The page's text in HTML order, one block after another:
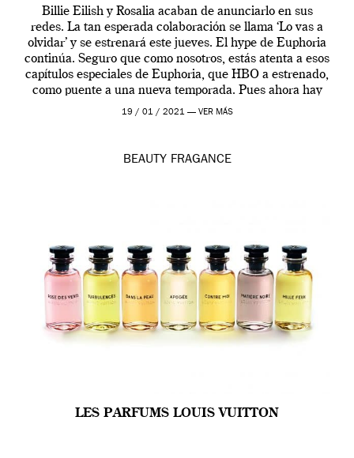
Billie Eilish y Rosalia acaban de anunciarlo en sus
redes. La tan esperada colaboración se llama ‘Lo vas a
olvidar’ y se estrenará este jueves. El hype de Euphoria
continúa. Seguro que como nosotros, estás atenta a esos
capítulos especiales de Euphoria, que HBO a estrenado,
como puente a una nueva temporada. Pues ahora hay
[…]
19 / 01 / 2021 — VER MÁS
BEAUTY FRAGANCE
LES PARFUMS LOUIS VUITTON